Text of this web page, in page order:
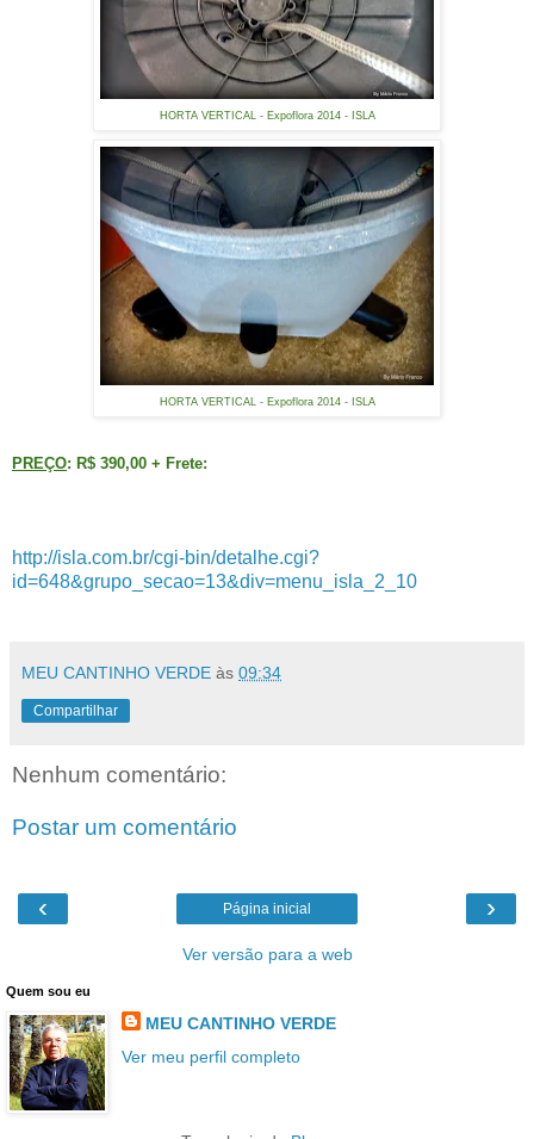
HORTA VERTICAL - Expoflora 2014 - ISLA
HORTA VERTICAL - Expoflora 2014 - ISLA
PREÇO: R$ 390,00 + Frete:
http://isla.com.br/cgi-bin/detalhe.cgi?
id=648&grupo_secao=13&div=menu_isla_2_10
MEU CANTINHO VERDE às 09:34
Compartilhar
Nenhum comentário:
Postar um comentário
‹ ›
Página inicial
Ver versão para a web
Quem sou eu
MEU CANTINHO VERDE
Ver meu perfil completo